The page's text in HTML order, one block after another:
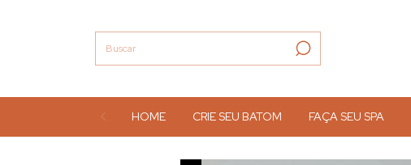
HOME CRIE SEU BATOM FAÇA SEU SPA